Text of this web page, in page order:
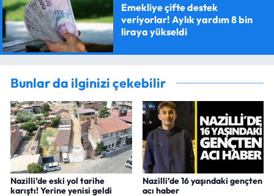
Emekliye çifte destek
veriyorlar! Aylık yardım 8 bin
liraya yükseldi
Bunlar da ilginizi çekebilir
Nazilli’de eski yol tarihe
karıştı! Yerine yenisi geldi
Nazilli’de 16 yaşındaki gençten
acı haber